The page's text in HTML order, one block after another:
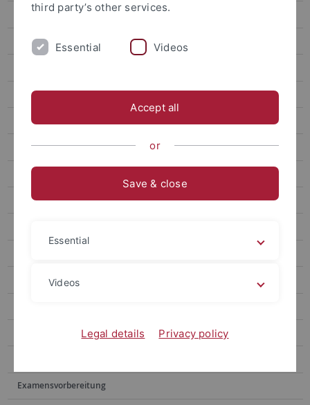
Zertifikatsstudien
Moot Courts
Allgemeine Informationen und Aktuelles
1. Unternehmens- und Wirtschaftsrecht
1a) Unternehmensorganisation und -finanzierung
1c) Wettbewerbsrecht und gewerblicher Rechtsschutz
4. Recht der internationalen Beziehungen
6. Steuerrecht
Examensvorbereitung
third party’s other services.
Essential Videos
Accept all
or
Save & close
Essential
Videos
Legal details Privacy policy